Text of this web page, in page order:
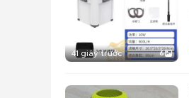
41 giây trước 6